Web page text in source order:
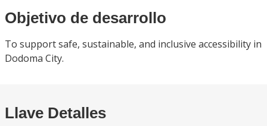
Objetivo de desarrollo
To support safe, sustainable, and inclusive accessibility in
Dodoma City.
Llave Detalles